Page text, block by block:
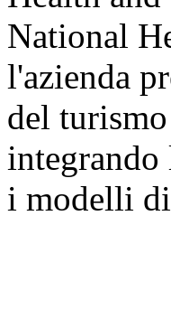
National
l'azienda
del
integrando
i modelli